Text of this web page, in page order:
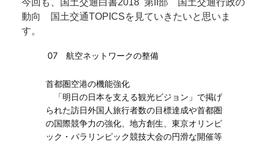
今回も、国土交通白書2018 第II部 国土交通行政の
動向 国土交通TOPICSを見ていきたいと思いま
す。
07 航空ネットワークの整備
首都圏空港の機能強化
「明日の日本を支える観光ビジョン」で掲げ
られた訪日外国人旅行者数の目標達成や首都圏
の国際競争力の強化、地方創生、東京オリンピ
ック・パラリンピック競技大会の円滑な開催等